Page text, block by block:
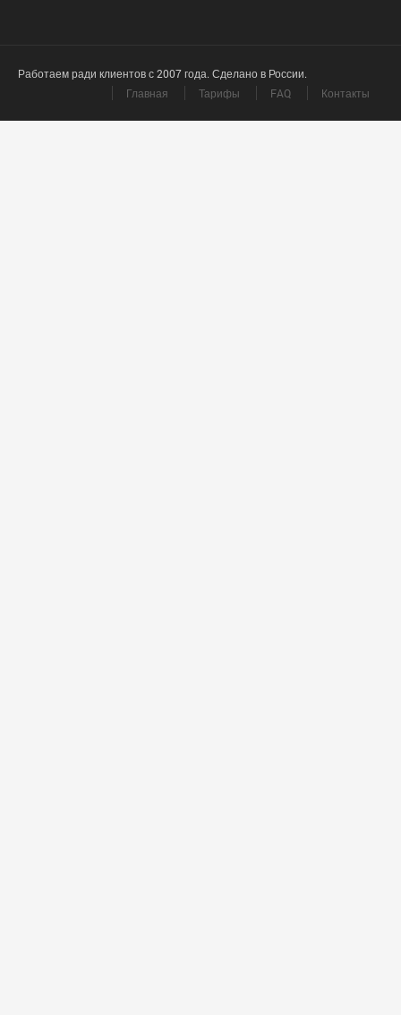
Работаем ради клиентов с 2007 года. Сделано в России.
Главная
Тарифы FAQ Контакты